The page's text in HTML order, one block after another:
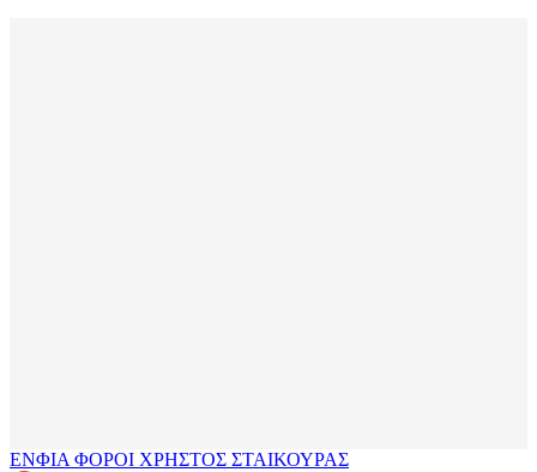
ΕΝΦΙΑ ΦΟΡΟΙ ΧΡΗΣΤΟΣ ΣΤΑΙΚΟΥΡΑΣ